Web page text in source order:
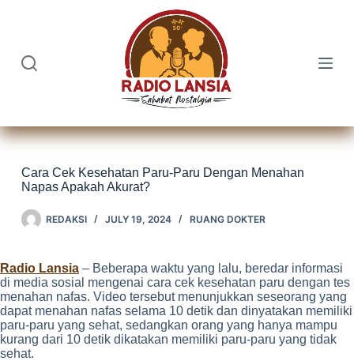
Cara Cek Kesehatan Paru-Paru Dengan Menahan
Napas Apakah Akurat?
REDAKSI JULY 19, 2024 RUANG DOKTER
Radio Lansia – Beberapa waktu yang lalu, beredar informasi
di media sosial mengenai cara cek kesehatan paru dengan tes
menahan nafas. Video tersebut menunjukkan seseorang yang
dapat menahan nafas selama 10 detik dan dinyatakan memiliki
paru-paru yang sehat, sedangkan orang yang hanya mampu
kurang dari 10 detik dikatakan memiliki paru-paru yang tidak
sehat.